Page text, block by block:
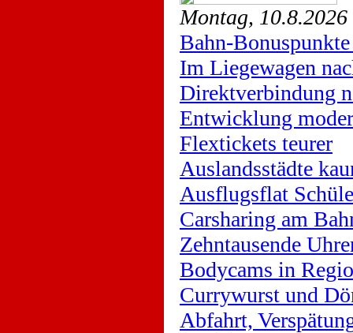
Montag, 10.8.2026
Bahn-
Im Liegewagen
Direktverbindung
Entwicklung
Flextickets teurer
Auslandsstädte
Ausflugsflat
Carsharing am
Zehntausende
Bodycams in
Currywurst und
Abfahrt,